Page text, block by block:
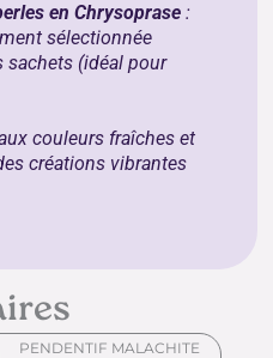
en Chrysoprase :
sélectionnée
sachets (idéal pour
couleurs fraîches et
créations vibrantes
PENDENTIF MALACHITE